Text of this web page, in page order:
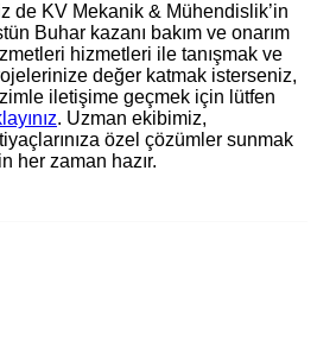
de KV Mekanik & Mühendislik’in
Buhar kazanı bakım ve onarım
hizmetleri ile tanışmak ve
değer katmak isterseniz,
iletişime geçmek için lütfen
. Uzman ekibimiz,
özel çözümler sunmak
her zaman hazır.